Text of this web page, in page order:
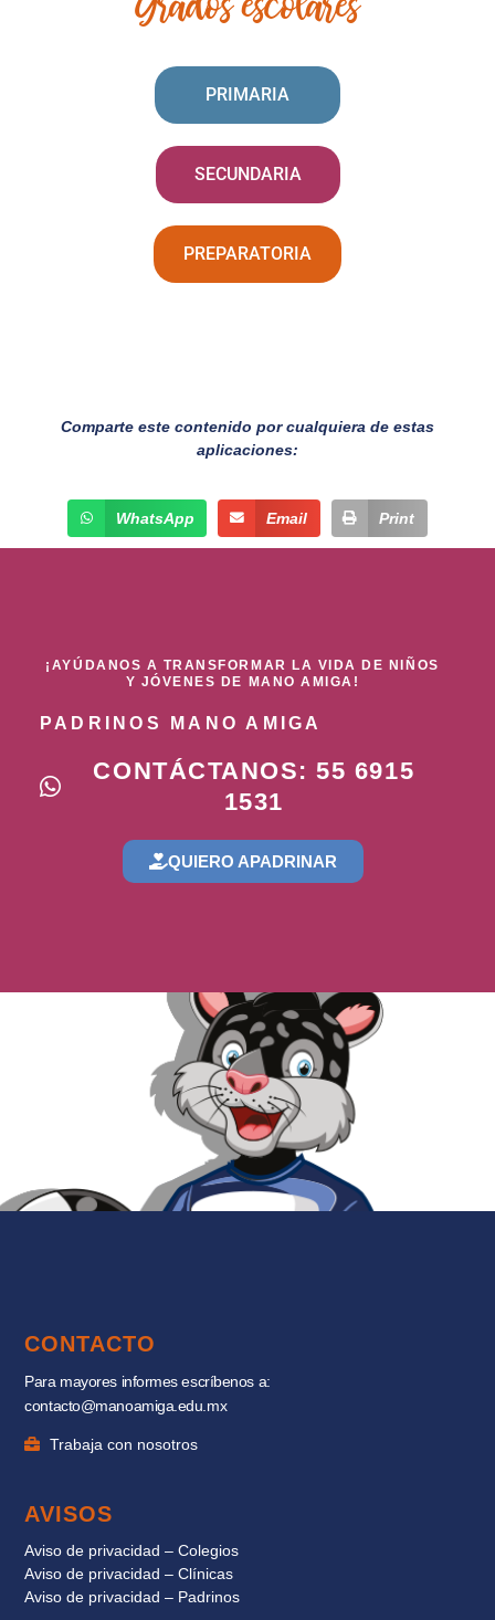
PRIMARIA
SECUNDARIA
PREPARATORIA
Comparte este contenido por cualquiera de estas
aplicaciones:
WhatsApp Email Print
¡AYÚDANOS A TRANSFORMAR LA VIDA DE NIÑOS
Y JÓVENES DE MANO AMIGA!
PADRINOS MANO AMIGA
CONTÁCTANOS: 55 6915
1531
QUIERO APADRINAR
CONTACTO
Para mayores informes escríbenos a:
contacto@manoamiga.edu.mx
Trabaja con nosotros
AVISOS
Aviso de privacidad – Colegios
Aviso de privacidad – Clínicas
Aviso de privacidad – Padrinos